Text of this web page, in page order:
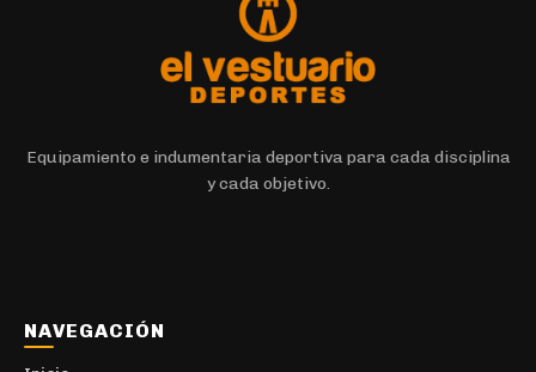
Equipamiento e indumentaria deportiva para cada disciplina
y cada objetivo.
NAVEGACIÓN